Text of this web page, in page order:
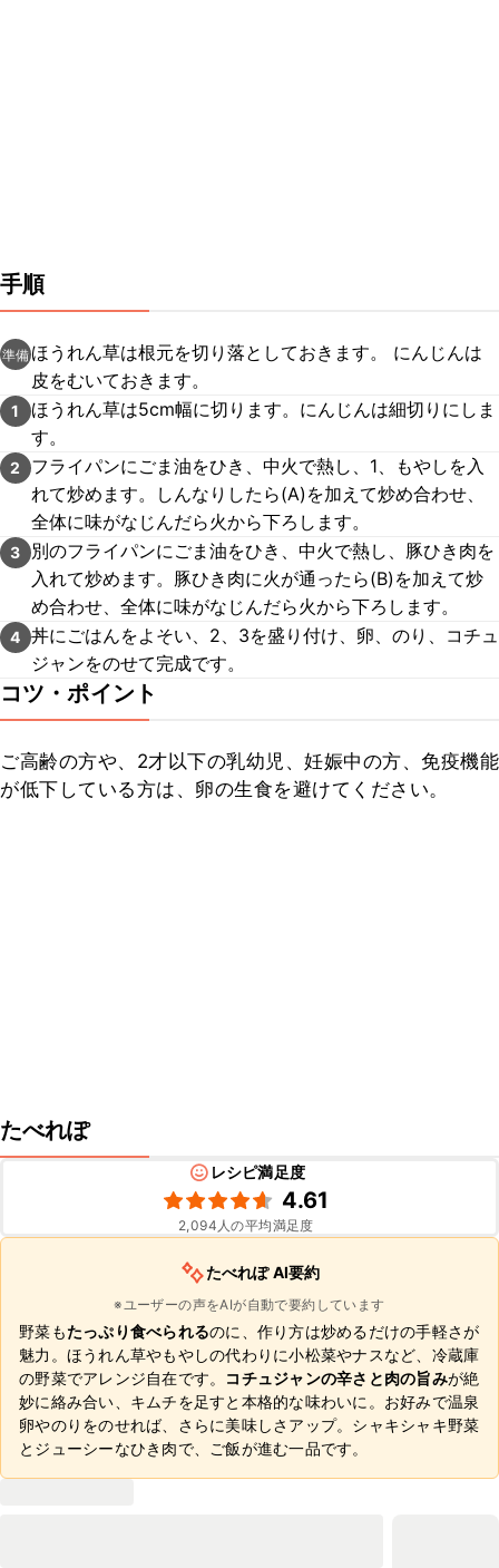
手順
準備 ほうれん草は根元を切り落としておきます。 にんじんは
皮をむいておきます。
1
ほうれん草は5cm幅に切ります。にんじんは細切りにしま
す。
2
フライパンにごま油をひき、中火で熱し、1、もやしを入
れて炒めます。しんなりしたら(A)を加えて炒め合わせ、
全体に味がなじんだら火から下ろします。
3
別のフライパンにごま油をひき、中火で熱し、豚ひき肉を
入れて炒めます。豚ひき肉に火が通ったら(B)を加えて炒
め合わせ、全体に味がなじんだら火から下ろします。
4 丼にごはんをよそい、2、3を盛り付け、卵、のり、コチュ
ジャンをのせて完成です。
コツ・ポイント
ご高齢の方や、2才以下の乳幼児、妊娠中の方、免疫機能
が低下している方は、卵の生食を避けてください。
たべれぽ
レシピ満足度
4.61
2,094 人の平均満足度
たべれぽ AI要約
※ユーザーの声をAIが自動で要約しています
野菜もたっぷり食べられるのに、作り方は炒めるだけの手軽さが
魅力。ほうれん草やもやしの代わりに小松菜やナスなど、冷蔵庫
の野菜でアレンジ自在です。
コチュジャンの辛さと肉の旨みが絶
妙に絡み合い、キムチを足すと本格的な味わいに。お好みで温泉
卵やのりをのせれば、さらに美味しさアップ。シャキシャキ野菜
とジューシーなひき肉で、ご飯が進む一品です。